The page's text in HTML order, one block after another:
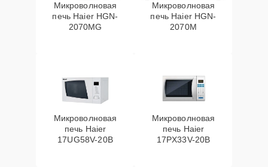
Микроволновая
печь Haier HGN-
2070MG
Микроволновая
печь Haier HGN-
2070M
Микроволновая
печь Haier
17UG58V-20B
Микроволновая
печь Haier
17PX33V-20B